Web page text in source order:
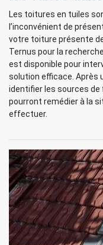
Les toitures en tuiles
l’inconvénient de
votre toiture présente
Ternus pour la
est disponible pour
solution efficace. Après
identifier les sources
pourront remédier à la
effectuer.